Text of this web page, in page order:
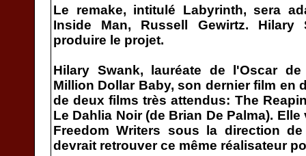
Le remake, intitulé Labyrinth, sera
Inside Man, Russell Gewirtz.
produire le projet.
Hilary Swank, lauréate de l'Oscar
Million Dollar Baby, son dernier film en
de deux films très attendus: The
Le Dahlia Noir (de Brian De Palma).
Freedom Writers sous la direction
devrait retrouver ce même réalisateur